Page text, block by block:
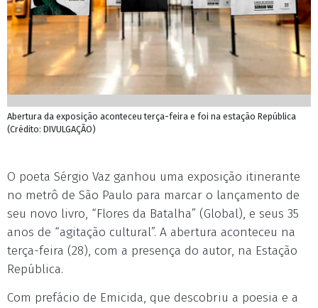
Abertura da exposição aconteceu terça-feira e foi na estação República
(Crédito: DIVULGAÇÃO)
O poeta Sérgio Vaz ganhou uma exposição itinerante
no metrô de São Paulo para marcar o lançamento de
seu novo livro, “Flores da Batalha” (Global), e seus 35
anos de “agitação cultural”. A abertura aconteceu na
terça-feira (28), com a presença do autor, na Estação
República.
Com prefácio de Emicida, que descobriu a poesia e a